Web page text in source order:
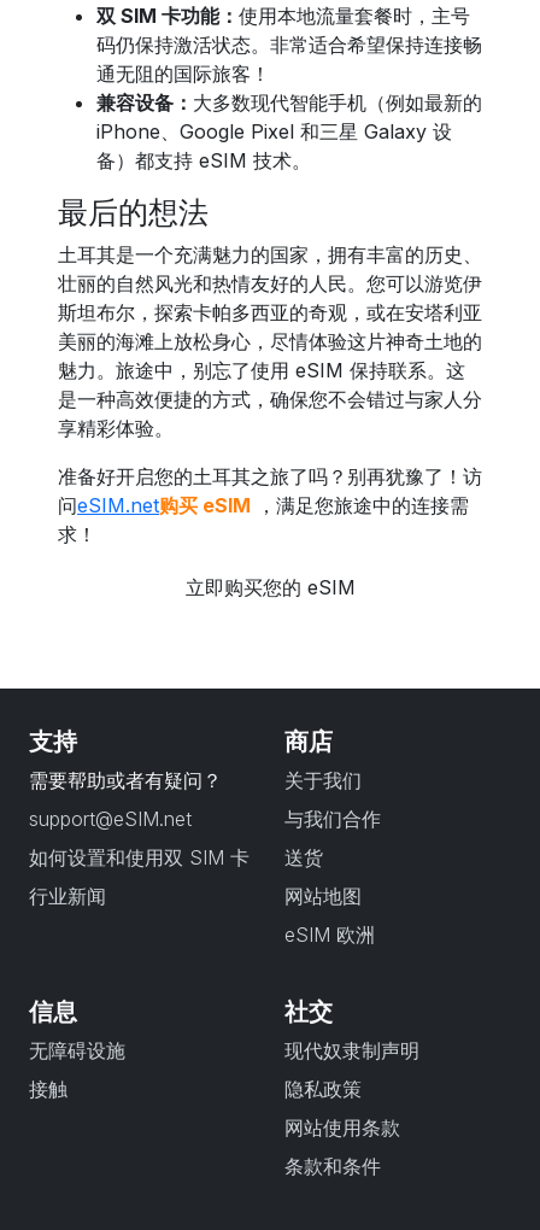
双 SIM 卡功能： 使用本地流量套餐时，主号
码仍保持激活状态。非常适合希望保持连接畅
通无阻的国际旅客！
兼容设备： 大多数现代智能手机（例如最新的
iPhone、Google Pixel 和三星 Galaxy 设
备）都支持 eSIM 技术。
最后的想法
土耳其是一个充满魅力的国家，拥有丰富的历史、
壮丽的自然风光和热情友好的人民。您可以游览伊
斯坦布尔，探索卡帕多西亚的奇观，或在安塔利亚
美丽的海滩上放松身心，尽情体验这片神奇土地的
魅力。旅途中，别忘了使用 eSIM 保持联系。这
是一种高效便捷的方式，确保您不会错过与家人分
享精彩体验。
准备好开启您的土耳其之旅了吗？别再犹豫了！访
问eSIM.net购买 eSIM ，满足您旅途中的连接需
求！
立即购买您的 eSIM
支持
需要帮助或者有疑问？
support@eSIM.net
如何设置和使用双 SIM 卡
行业新闻
商店
关于我们
与我们合作
送货
网站地图
eSIM 欧洲
信息
无障碍设施
接触
社交
现代奴隶制声明
隐私政策
网站使用条款
条款和条件